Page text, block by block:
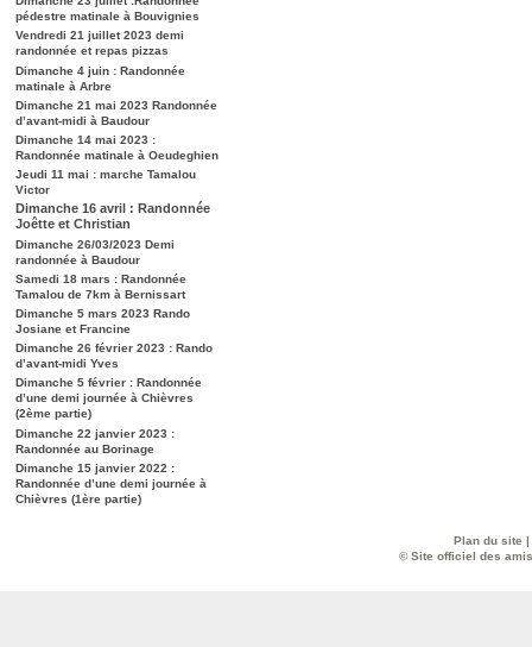
pédestre matinale à Bouvignies
Vendredi 21 juillet 2023 demi
randonnée et repas pizzas
Dimanche 4 juin : Randonnée
matinale à Arbre
Dimanche 21 mai 2023 Randonnée
d’avant-midi à Baudour
Dimanche 14 mai 2023 :
Randonnée matinale à Oeudeghien
Jeudi 11 mai : marche Tamalou
Victor
Dimanche 16 avril : Randonnée
Joêtte et Christian
Dimanche 26/03/2023 Demi
randonnée à Baudour
Samedi 18 mars : Randonnée
Tamalou de 7km à Bernissart
Dimanche 5 mars 2023 Rando
Josiane et Francine
Dimanche 26 février 2023 : Rando
d’avant-midi Yves
Dimanche 5 février : Randonnée
d’une demi journée à Chièvres
(2ème partie)
Dimanche 22 janvier 2023 :
Randonnée au Borinage
Dimanche 15 janvier 2022 :
Randonnée d’une demi journée à
Chièvres (1ère partie)
Plan du site |
© Site officiel des amis